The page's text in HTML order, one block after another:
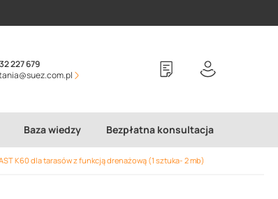
227 679
Baza wiedzy Bezpłatna konsultacja
K60 dla tarasów z funkcją drenażową (1 sztuka- 2 mb)